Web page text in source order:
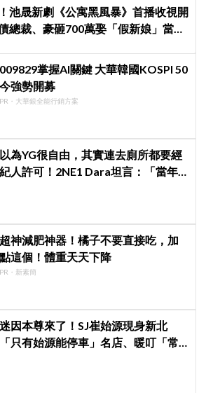
池晟新劇《公寓黑風暴》首播收視開
總裁、豪砸700萬娶「假新娘」當眾
009829掌握AI關鍵 大華韓國KOSPI 50
今強勢開募
PR・大華銀全能行銷方案
以為YG很自由，其實連去廁所都要經
紀人許可！2NE1 Dara坦言：「當年
超神減肥神器！橘子不要直接吃，加
點這個！體重天天下降
PR・新素簡
迷因本尊來了！SJ崔始源現身新北
「只有始源能停車」名店、暖叮「常